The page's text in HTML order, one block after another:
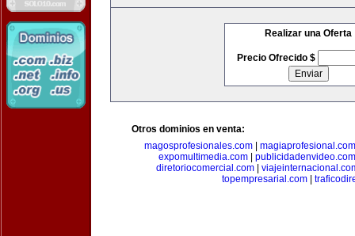
Realizar una Oferta
Precio Ofrecido $
Otros dominios en venta:
magosprofesionales.com
magiaprofesional.com
expomultimedia.com
publicidadenvideo.com
diretoriocomercial.com
topempresarial.com|